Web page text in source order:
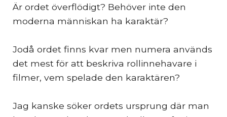
Är ordet överflödigt? Behöver inte den
moderna människan ha karaktär?
Jodå ordet finns kvar men numera används
det mest för att beskriva rollinnehavare i
filmer, vem spelade den karaktären?
Jag kanske söker ordets ursprung där man